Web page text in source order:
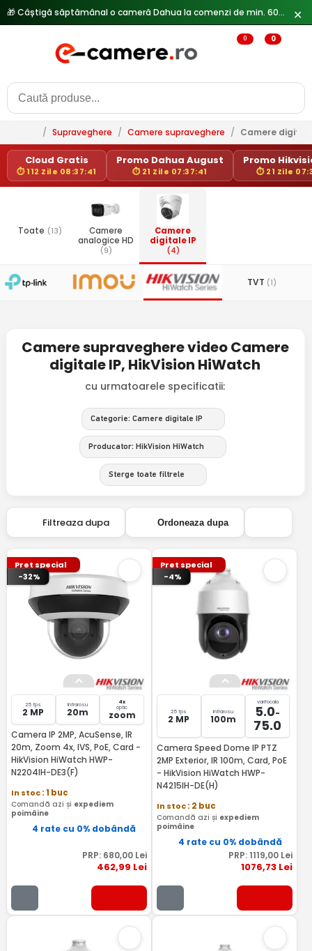
🎁 Câștigă săptămânal o cameră Dahua la comenzi de min. 600 lei — ✕
0 0
/ Supraveghere / Camere supraveghere / Camere
Cloud Gratis
⏱ 112 Zile 08:37:41
Promo Dahua August
⏱ 21 Zile 07:37:41
Promo
⏱ 21 Zile
Toate (13)
Camere
analogice HD
(9)
Camere
digitale IP
(4)
TVT (1)
Camere supraveghere video Camere
digitale IP, HikVision HiWatch
cu urmatoarele specificatii:
Categorie: Camere digitale IP
Producator: HikVision HiWatch
Sterge toate filtrele
Filtreaza dupa Ordoneaza dupa
Pret special
-32%
25 fps
2 MP
Infrarosu
20m
4x
optic
zoom
Camera IP 2MP, AcuSense, IR
20m, Zoom 4x, IVS, PoE, Card -
HikVision HiWatch HWP-
N2204IH-DE3(F)
In stoc: 1 buc
Comandă azi și expediem
poimâine
4 rate cu 0% dobândă
PRP: 680,00Lei
462,99 Lei
Pret special
-4%
25 fps
2 MP
Infrarosu
100m
varifocala
5.0-
75.0
Camera Speed Dome IP PTZ
2MP Exterior, IR 100m, Card, PoE
- HikVision HiWatch HWP-
N4215IH-DE(H)
In stoc: 2 buc
Comandă azi și expediem
poimâine
4 rate cu 0% dobândă
PRP: 1119,00 Lei
1076,73 Lei